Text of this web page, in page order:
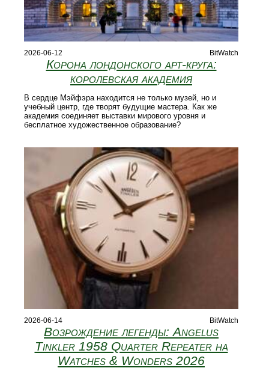
2026-06-12 BitWatch
Корона лондонского арт‑круга:
королевская академия
В сердце Мэйфэра находится не только музей, но и
учебный центр, где творят будущие мастера. Как же
академия соединяет выставки мирового уровня и
бесплатное художественное образование?
2026-06-14 BitWatch
Возрождение легенды: Angelus
Tinkler 1958 Quarter Repeater на
Watches & Wonders 2026